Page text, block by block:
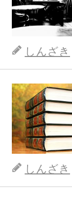
しんざき
しんざき